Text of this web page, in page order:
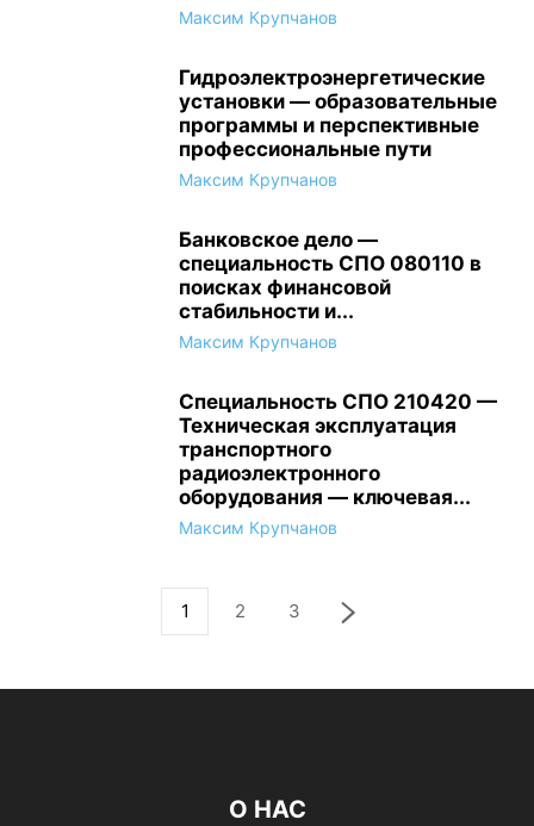
Максим Крупчанов
Гидроэлектроэнергетические
установки — образовательные
программы и перспективные
профессиональные пути
Максим Крупчанов
Банковское дело —
специальность СПО 080110 в
поисках финансовой
стабильности и...
Максим Крупчанов
Специальность СПО 210420 —
Техническая эксплуатация
транспортного
радиоэлектронного
оборудования — ключевая...
Максим Крупчанов
1 2 3
О НАС